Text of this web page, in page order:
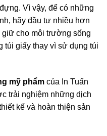
Vì vậy, để có những
hãy đầu tư nhiều hơn
giữ cho môi trường sống
túi giấy thay vì sử dụng túi
mỹ phẩm của In Tuấn
trải nghiệm những dịch
kế và hoàn thiện sản